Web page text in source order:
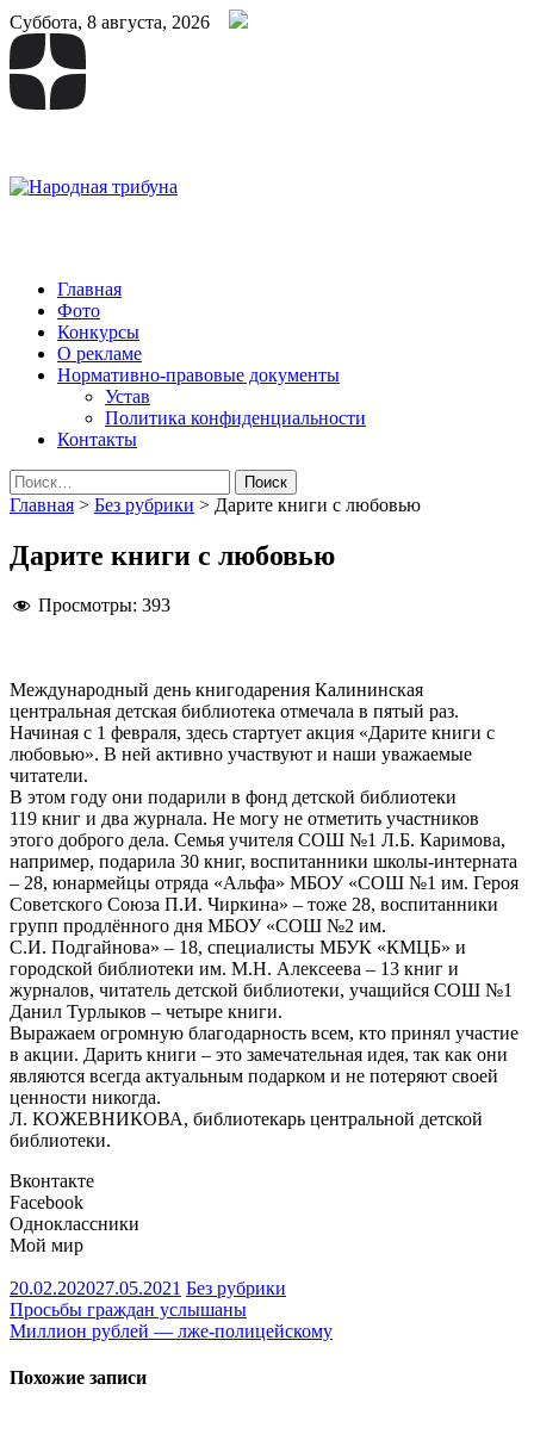
Суббота, 8 августа, 2026
Народная трибуна
Калининская районная газета
Главная
Фото
Конкурсы
О рекламе
Нормативно-правовые документы
Устав
Политика конфиденциальности
Контакты
Найти:
Главная > Без рубрики > Дарите книги с любовью
Дарите книги с любовью
Просмотры: 393
Международный день книгодарения Калининская
центральная детская библиотека отмечала в пятый раз.
Начиная с 1 февраля, здесь стартует акция «Дарите книги с
любовью». В ней активно участвуют и наши уважаемые
читатели.
В этом году они подарили в фонд детской библиотеки
119 книг и два журнала. Не могу не отметить участников
этого доброго дела. Семья учителя СОШ №1 Л.Б. Каримова,
например, подарила 30 книг, воспитанники школы-интерната
– 28, юнармейцы отряда «Альфа» МБОУ «СОШ №1 им. Героя
Советского Союза П.И. Чиркина» – тоже 28, воспитанники
групп продлённого дня МБОУ «СОШ №2 им.
С.И. Подгайнова» – 18, специалисты МБУК «КМЦБ» и
городской библиотеки им. М.Н. Алексеева – 13 книг и
журналов, читатель детской библиотеки, учащийся СОШ №1
Данил Турлыков – четыре книги.
Выражаем огромную благодарность всем, кто принял участие
в акции. Дарить книги – это замечательная идея, так как они
являются всегда актуальным подарком и не потеряют своей
ценности никогда.
Л. КОЖЕВНИКОВА, библиотекарь центральной детской
библиотеки.
Вконтакте
Facebook
Одноклассники
Мой мир
20.02.202027.05.2021 Без рубрики
Навигация
по
записям
Просьбы граждан услышаны
Миллион рублей — лже-полицейскому
Похожие записи